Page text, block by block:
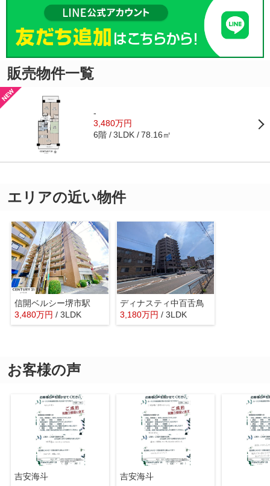
販売物件一覧
-
3,480万円
6階 3LDK 78.16㎡
エリアの近い物件
信開ベルシー堺市駅
3,480万円 / 3LDK
ディナスティ中百舌鳥
3,180万円 / 3LDK
お客様の声
吉安海斗 吉安海斗